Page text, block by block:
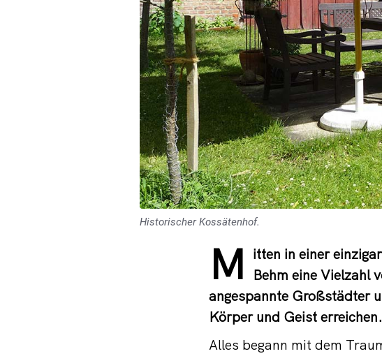
Historischer Kossätenhof.
M itten in einer
Behm eine Vielzahl
angespannte Großstädter
Körper und Geist erreichen.
Alles begann mit dem